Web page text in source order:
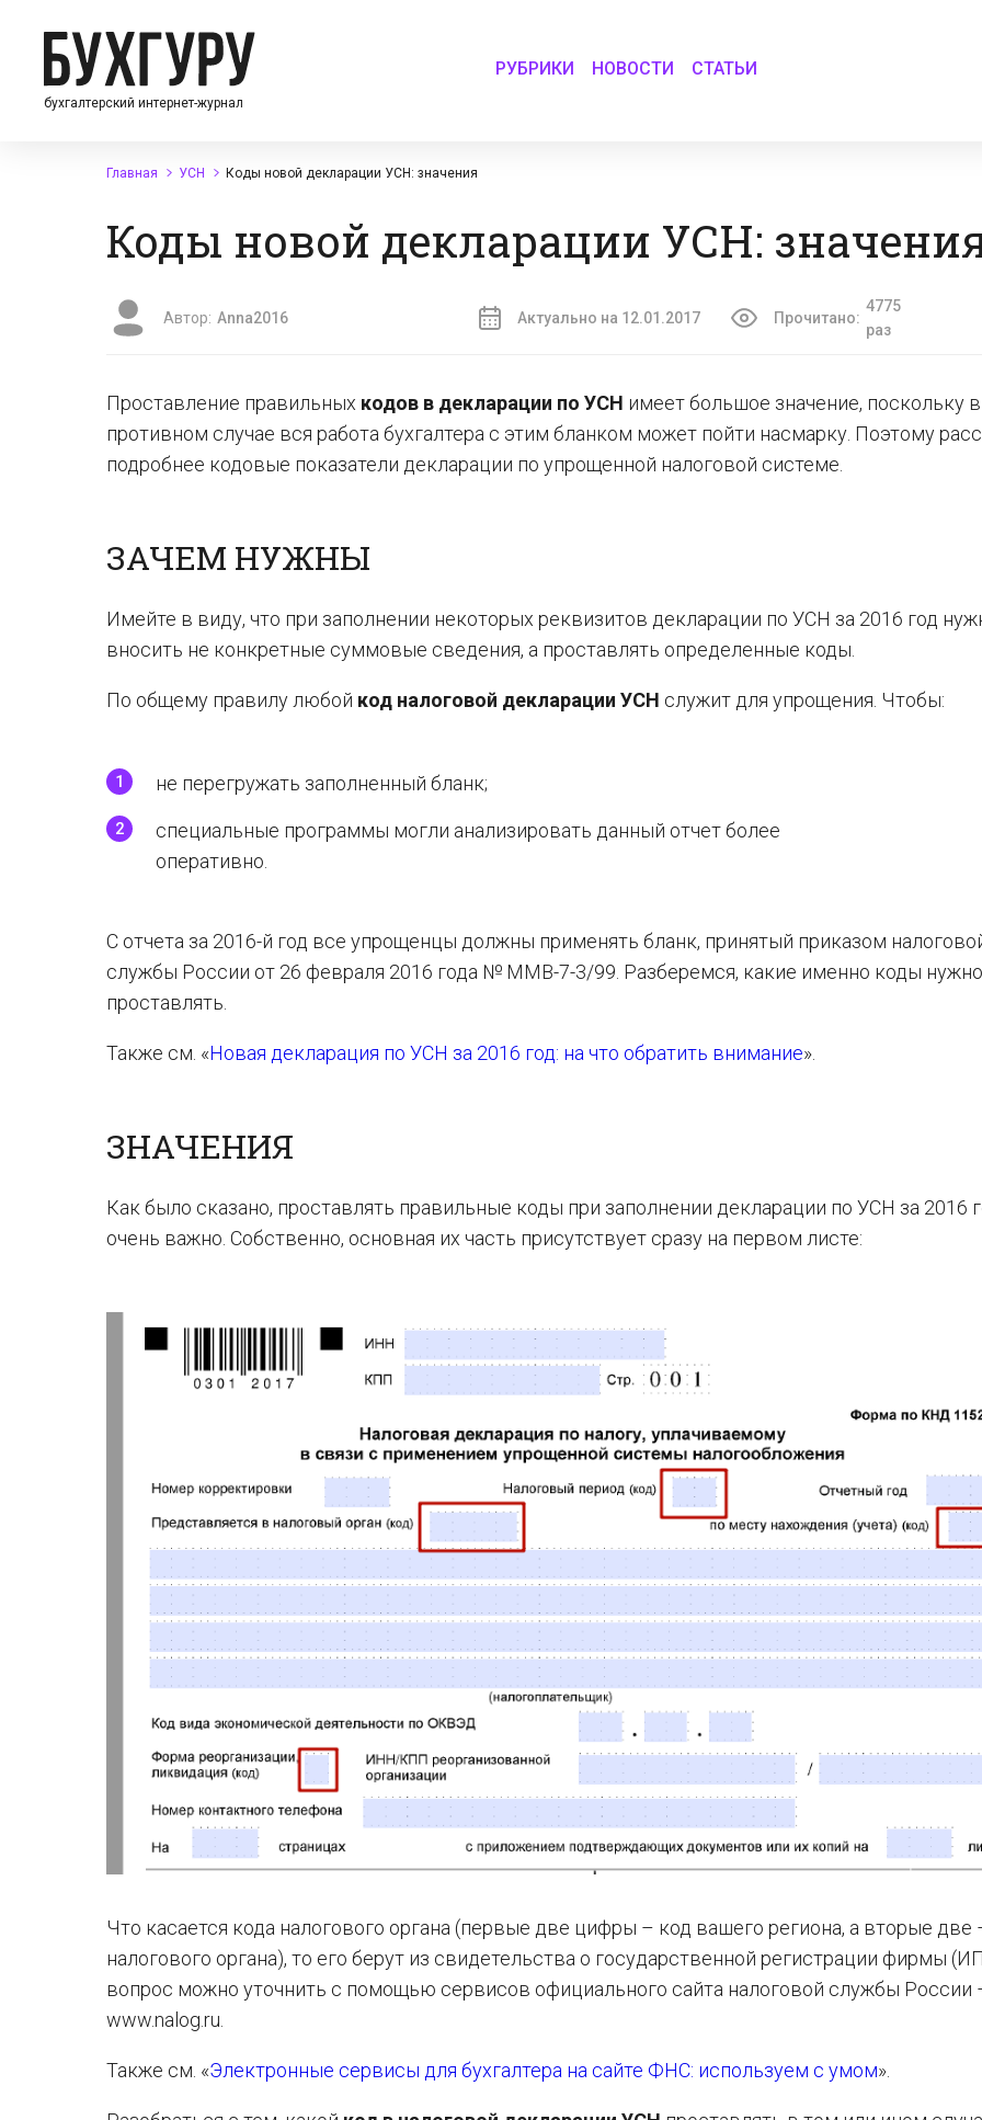
бухгалтерский интернет-журнал
РУБРИКИ НОВОСТИ СТАТЬИ
Главная УСН Коды новой декларации УСН: значения
Коды новой декларации УСН:
Автор: Anna2016 Актуально на 12.01.2017 Прочитано:
4775
раз
Проставление правильных кодов в декларации по УСН имеет большое значение, поскольку в
противном случае вся работа бухгалтера с этим бланком может пойти насмарку. Поэтому
подробнее кодовые показатели декларации по упрощенной налоговой системе.
ЗАЧЕМ НУЖНЫ
Имейте в виду, что при заполнении некоторых реквизитов декларации по УСН за 2016 год
вносить не конкретные суммовые сведения, а проставлять определенные коды.
По общему правилу любой код налоговой декларации УСН служит для упрощения. Чтобы:
не перегружать заполненный бланк;
специальные программы могли анализировать данный отчет более
оперативно.
С отчета за 2016-й год все упрощенцы должны применять бланк, принятый приказом
службы России от 26 февраля 2016 года № ММВ-7-3/99. Разберемся, какие именно коды
проставлять.
Также см. «Новая декларация по УСН за 2016 год: на что обратить внимание».
ЗНАЧЕНИЯ
Как было сказано, проставлять правильные коды при заполнении декларации по УСН за 2016
очень важно. Собственно, основная их часть присутствует сразу на первом листе:
Что касается кода налогового органа (первые две цифры – код вашего региона, а вторые две
налогового органа), то его берут из свидетельства о государственной регистрации фирмы
вопрос можно уточнить с помощью сервисов официального сайта налоговой службы России
www.nalog.ru.
Также см. «Электронные сервисы для бухгалтера на сайте ФНС: используем с умом».